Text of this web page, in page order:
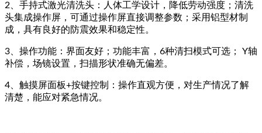
2、手持式激光清洗头：人体工学设计，降低劳动强度；清洗
头集成操作屏，可通过操作屏直接调整参数；采用铝型材制
成，具有良好的防震效果和稳定性。
3、操作功能：界面友好；功能丰富，6种清扫模式可选； Y轴
补偿，场镜设置，扫描形状准确无偏差。
4、触摸屏面板+按键控制：操作直观方便，对生产情况了解
清楚，能应对紧急情况。